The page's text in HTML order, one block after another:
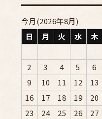
今月(2026年8月)
日
月 火 水 木
2
3 4 5 6
9
10 11 12 13
16
17 18 19 20
23
24 25 26 27